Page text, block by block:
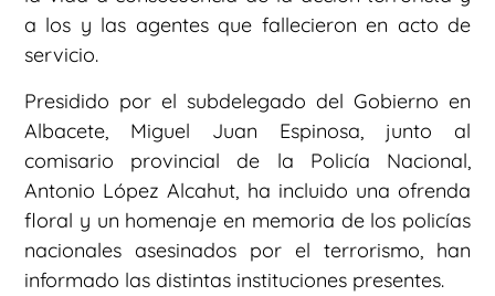
a los y las agentes que fallecieron en acto de
servicio.
Presidido por el subdelegado del Gobierno en
Albacete, Miguel Juan Espinosa, junto al
comisario provincial de la Policía Nacional,
Antonio López Alcahut, ha incluido una ofrenda
floral y un homenaje en memoria de los policías
nacionales asesinados por el terrorismo, han
informado las distintas instituciones presentes.